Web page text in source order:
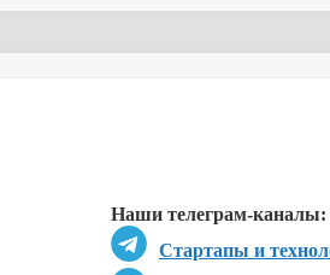
Наши телеграм-каналы:
Стартапы и